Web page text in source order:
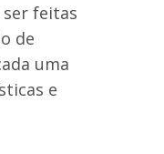
feitas
de
uma
e